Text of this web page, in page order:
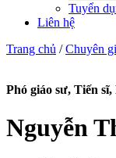
Tuyển
Liên hệ
Trang chủ /Chuyên
Phó giáo sư, Tiến sĩ,
Nguyễn